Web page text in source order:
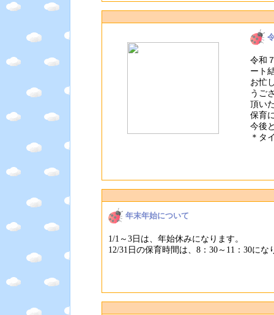
令和
ート
お忙
うご
頂い
保育
今後
＊タ
年末年始について
1/1～3日は、年始休みになります。
12/31日の保育時間は、8：30～11：30に